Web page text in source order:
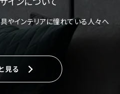
やインテリアに憧れている人々へ
見る